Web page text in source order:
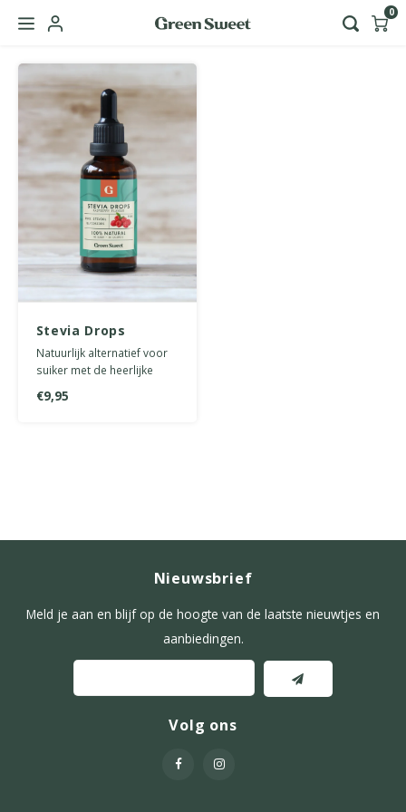
Hoofdmenu / green sweet zakelijk
Taal
Nederlands
English
0
Stevia Drops
Framboos 50 ml
Natuurlijk alternatief voor
suiker met de heerlijke
calorieën of koolhydraten.
€9,95
Nieuwsbrief
Meld je aan en blijf op de hoogte van de laatste nieuwtjes en
aanbiedingen.
Volg ons